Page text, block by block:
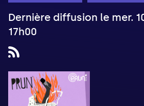
Dernière diffusion le mer.
17h00